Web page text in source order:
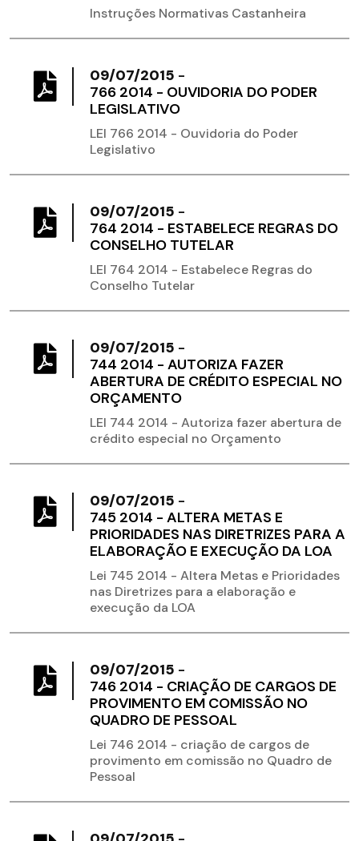
Instruções Normativas Castanheira
09/07/2015 -
766 2014 - OUVIDORIA DO PODER
LEGISLATIVO
LEI 766 2014 - Ouvidoria do Poder
Legislativo
09/07/2015 -
764 2014 - ESTABELECE REGRAS DO
CONSELHO TUTELAR
LEI 764 2014 - Estabelece Regras do
Conselho Tutelar
09/07/2015 -
744 2014 - AUTORIZA FAZER
ABERTURA DE CRÉDITO ESPECIAL NO
ORÇAMENTO
LEI 744 2014 - Autoriza fazer abertura de
crédito especial no Orçamento
09/07/2015 -
745 2014 - ALTERA METAS E
PRIORIDADES NAS DIRETRIZES PARA A
ELABORAÇÃO E EXECUÇÃO DA LOA
Lei 745 2014 - Altera Metas e Prioridades
nas Diretrizes para a elaboração e
execução da LOA
09/07/2015 -
746 2014 - CRIAÇÃO DE CARGOS DE
PROVIMENTO EM COMISSÃO NO
QUADRO DE PESSOAL
Lei 746 2014 - criação de cargos de
provimento em comissão no Quadro de
Pessoal